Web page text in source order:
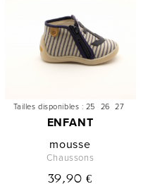
Tailles disponibles : 25 26 27
ENFANT
mousse
Chaussons
39,90 €